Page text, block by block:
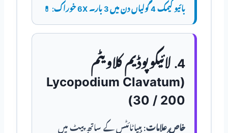
💊 خوراک: 6X بائیو کیمک 4 گولیاں دن میں 3 بار۔
4. لائیکوپوڈیم کلاویٹم
(Lycopodium Clavatum
30 / 200)
خاص علامات: ہیپاٹائٹس کے ساتھ پیٹ میں